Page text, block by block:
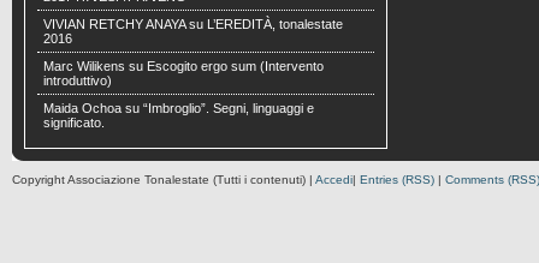
VIVIAN RETCHY ANAYAsu L’EREDITÀ, tonalestate
2016
Marc Wilikens su Escogito ergo sum (Intervento
introduttivo)
Maida Ochoa su “Imbroglio”. Segni, linguaggi e
significato.
Copyright Associazione Tonalestate (Tutti i contenuti) | Accedi| Entries (RSS) | Comments (RSS)